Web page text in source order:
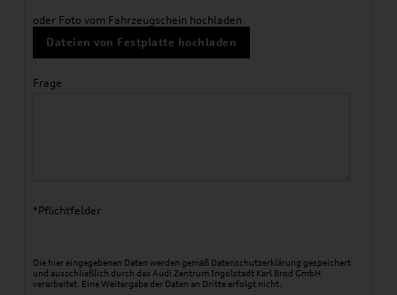
oder Foto vom Fahrzeugschein hochladen
Dateien von Festplatte hochladen
Frage
*Pflichtfelder
Die hier eingegebenen Daten werden gemäß Datenschutzerklärung gespeichert
und ausschließlich durch das Audi Zentrum Ingolstadt Karl Brod GmbH
verarbeitet. Eine Weitergabe der Daten an Dritte erfolgt nicht.